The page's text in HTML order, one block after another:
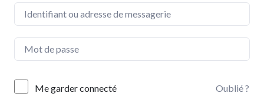
Me garder connecté Oublié ?